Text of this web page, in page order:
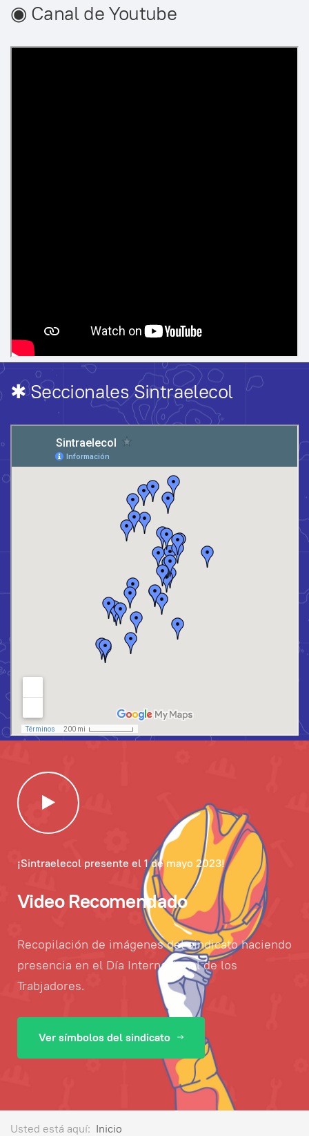
◉ Canal de Youtube
✱ Seccionales Sintraelecol
¡Sintraelecol presente el 1 de mayo 2023!
Video Recomendado
Recopilación de imágenes del sindicato haciendo
presencia en el Día Internacional de los
Trabjadores.
Ver símbolos del sindicato
Usted está aquí: Inicio